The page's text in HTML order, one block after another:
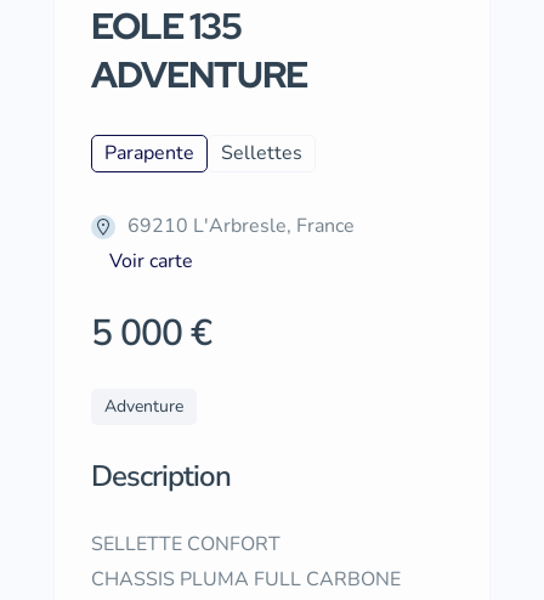
EOLE 135
ADVENTURE
Parapente Sellettes
69210 L'Arbresle, France
Voir carte
5 000 €
Adventure
Description
SELLETTE CONFORT
CHASSIS PLUMA FULL CARBONE